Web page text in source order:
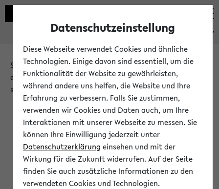
eKVV
Sie möchten auf eine eKVV Funktion zugreifen, die Ihnen
erst nach einer Anmeldung am System zur Verfügung
steht.
Bitte melden Sie sich an:
Anmeldung am eKVV
Datenschutzeinstellung
Diese Webseite verwendet Cookies und ähnliche
Technologien. Einige davon sind essentiell, um die
Funktionalität der Website zu gewährleisten,
während andere uns helfen, die Website und Ihre
Erfahrung zu verbessern. Falls Sie zustimmen,
verwenden wir Cookies und Daten auch, um Ihre
Interaktionen mit unserer Webseite zu messen. Sie
können Ihre Einwilligung jederzeit unter
Datenschutzerklärung einsehen und mit der
Wirkung für die Zukunft widerrufen. Auf der Seite
finden Sie auch zusätzliche Informationen zu den
verwendeten Cookies und Technologien.